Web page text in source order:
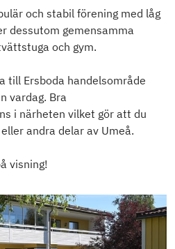
och stabil förening med låg
dessutom gemensamma
och gym.
till Ersboda handelsområde
vardag. Bra
i närheten vilket gör att du
andra delar av Umeå.
visning!